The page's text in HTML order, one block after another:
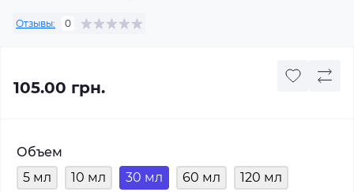
Отзывы: 0
105.00 грн.
Объем
5 мл
10 мл 30 мл 60 мл 120 мл